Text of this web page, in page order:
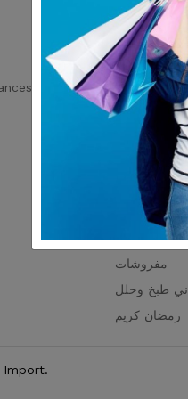
in Egypt
رفايع
ديكور
اجهزه كهرباية
والتنظيم
اطباق بالقطعه
اطقم زجاج
ترامس
عروض الاسبوع
الحمام
مفروشات
طبخ وحلل
رمضان كريم
Import.